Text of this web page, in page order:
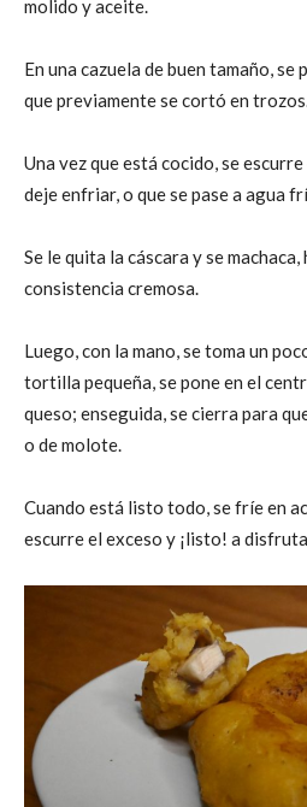
molido y aceite.
En una cazuela de buen tamaño,
que previamente se cortó en
Una vez que está cocido, se
deje enfriar, o que se pase a agua
Se le quita la cáscara y se
consistencia cremosa.
Luego, con la mano, se toma un
tortilla pequeña, se pone en el
queso; enseguida, se cierra para
o de molote.
Cuando está listo todo, se fríe en
escurre el exceso y ¡listo! a